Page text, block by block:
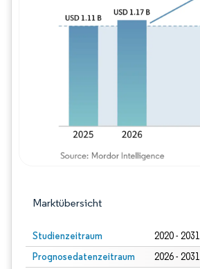
Marktübersicht
Studienzeitraum 2020 - 2031
Prognosedatenzeitraum 2026 - 2031